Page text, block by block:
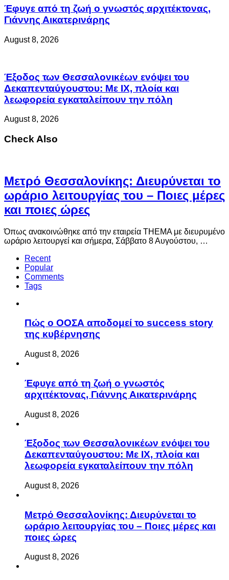
Έφυγε από τη ζωή ο γνωστός αρχιτέκτονας,
Γιάννης Αικατερινάρης
August 8, 2026
Έξοδος των Θεσσαλονικέων ενόψει του
Δεκαπενταύγουστου: Με ΙΧ, πλοία και
λεωφορεία εγκαταλείπουν την πόλη
August 8, 2026
Check Also
Μετρό Θεσσαλονίκης: Διευρύνεται το
ωράριο λειτουργίας του – Ποιες μέρες
και ποιες ώρες
Όπως ανακοινώθηκε από την εταιρεία THEMA με διευρυμένο
ωράριο λειτουργεί και σήμερα, Σάββατο 8 Αυγούστου, …
Recent
Popular
Comments
Tags
Πώς ο ΟΟΣΑ αποδομεί το success story
της κυβέρνησης
August 8, 2026
Έφυγε από τη ζωή ο γνωστός
αρχιτέκτονας, Γιάννης Αικατερινάρης
August 8, 2026
Έξοδος των Θεσσαλονικέων ενόψει του
Δεκαπενταύγουστου: Με ΙΧ, πλοία και
λεωφορεία εγκαταλείπουν την πόλη
August 8, 2026
Μετρό Θεσσαλονίκης: Διευρύνεται το
ωράριο λειτουργίας του – Ποιες μέρες και
ποιες ώρες
August 8, 2026